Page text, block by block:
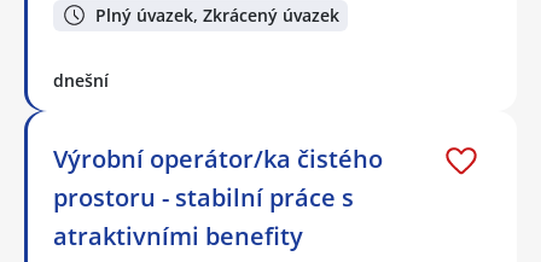
Plný úvazek, Zkrácený úvazek
dnešní
Výrobní operátor/ka čistého
prostoru - stabilní práce s
atraktivními benefity